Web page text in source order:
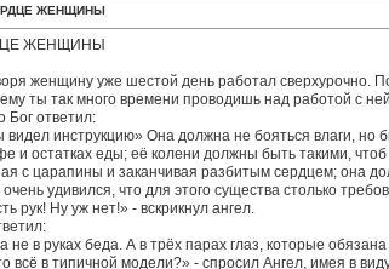
ЖЕНЩИНЫ
ЖЕНЩИНЫ
женщину уже шестой день работал сверхурочно.
ты так много времени проводишь над работой с
Бог ответил:
видел инструкцию» Она должна не бояться влаги, но
и остатках еды; её колени должны быть такими,
с царапины и заканчивая разбитым сердцем; она
очень удивился, что для этого существа столько
рук! Ну уж нет!» - вскрикнул ангел.
не в руках беда. А в трёх парах глаз, которые
всё в типичной модели?» - спросил Ангел, имея в